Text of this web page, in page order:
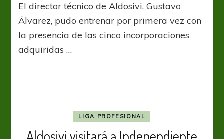
entrenó
con
cinco
El director técnico de Aldosivi, Gustavo
Álvarez, pudo entrenar por primera vez con
la presencia de las cinco incorporaciones
adquiridas …
LIGA PROFESIONAL